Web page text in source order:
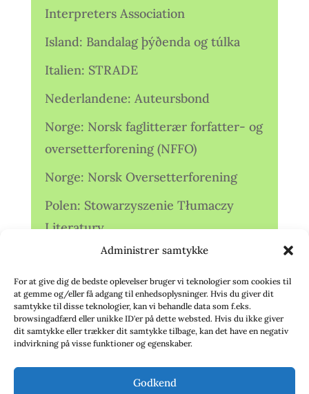
Administrer samtykke
For at give dig de bedste oplevelser bruger vi teknologier som cookies til
at gemme og/eller få adgang til enhedsoplysninger. Hvis du giver dit
samtykke til disse teknologier, kan vi behandle data som f.eks.
browsingadfærd eller unikke ID'er på dette websted. Hvis du ikke giver
dit samtykke eller trækker dit samtykke tilbage, kan det have en negativ
indvirkning på visse funktioner og egenskaber.
Godkend
Interpreters Association
Island: Bandalag þýðenda og túlka
Italien: STRADE
Nederlandene: Auteursbond
Norge: Norsk faglitterær forfatter- og
oversetterforening (NFFO)
Norge: Norsk Oversetterforening
Polen: Stowarzyszenie Tłumaczy
Literatury
Storbritannien: Translators
Association (TA)
Sverige: Översättarsektionen (Ö.)
Sverige: Översättarcentrum (ÖC)
deutschsprachiger Übersetzer (VdÜ)